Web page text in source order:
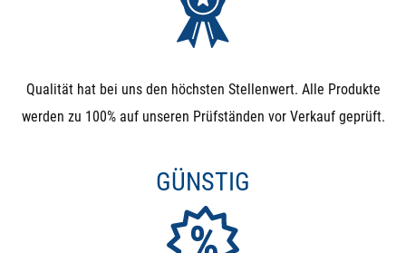
Qualität hat bei uns den höchsten Stellenwert. Alle Produkte
werden zu 100% auf unseren Prüfständen vor Verkauf geprüft.
GÜNSTIG